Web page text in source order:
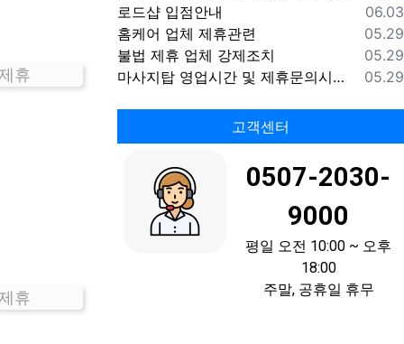
휴
휴
등록
06.03
로드샵 입점안내
등록
05.29
홈케어 업체 제휴관련
등록
05.29
불법 제휴 업체 강제조치
등록
05.29
마사지탑 영업시간 및 제휴문의시간 안내
고객센터
0507-2030-
9000
평일 오전 10:00 ~ 오후
18:00
주말, 공휴일 휴무